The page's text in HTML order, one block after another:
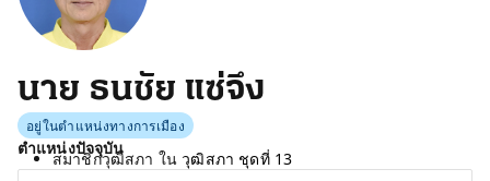
นาย ธนชัย แซ่จึง
อยู่ในตำแหน่งทางการเมือง
ตำแหน่งปัจจุบัน
สมาชิกวุฒิสภา ในวุฒิสภา ชุดที่ 13